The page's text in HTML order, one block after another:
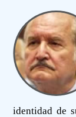
identidad de